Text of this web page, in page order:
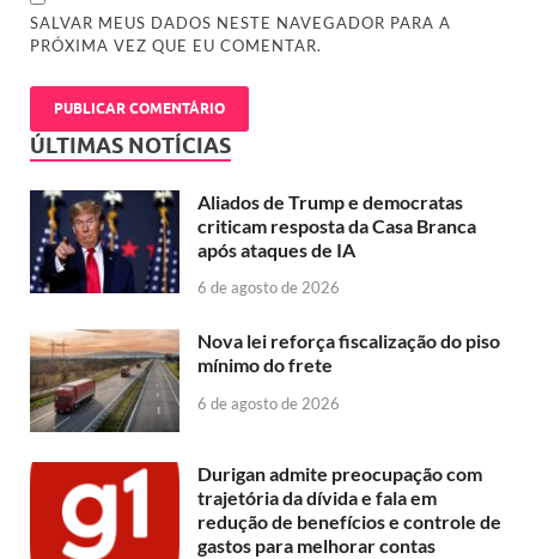
SALVAR MEUS DADOS NESTE NAVEGADOR PARA A
PRÓXIMA VEZ QUE EU COMENTAR.
ÚLTIMAS NOTÍCIAS
Aliados de Trump e democratas
criticam resposta da Casa Branca
após ataques de IA
6 de agosto de 2026
Nova lei reforça fiscalização do piso
mínimo do frete
6 de agosto de 2026
Durigan admite preocupação com
trajetória da dívida e fala em
redução de benefícios e controle de
gastos para melhorar contas